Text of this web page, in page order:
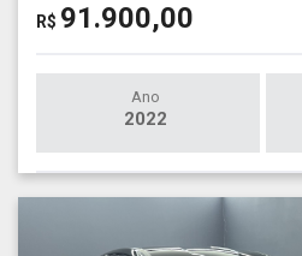
R$ 91.900,00
Ano
2022